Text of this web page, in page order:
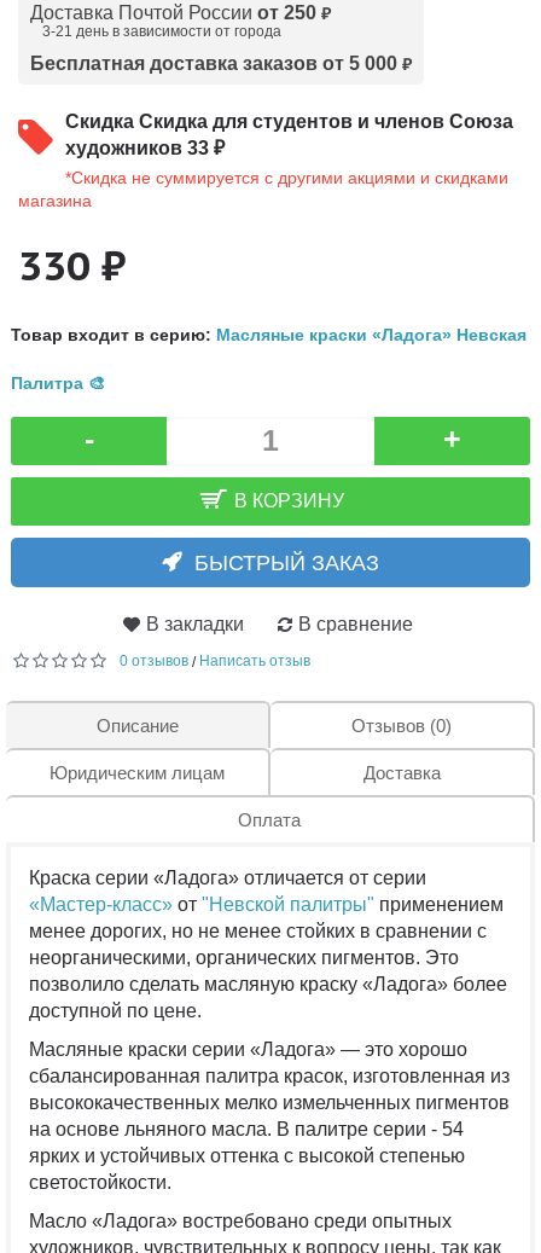
Доставка Почтой России от 250 ₽
3-21 день в зависимости от города
Бесплатная доставка заказов от 5 000 ₽
Скидка Скидка для студентов и членов Союза
художников 33 ₽
*Скидка не суммируется с другими акциями и скидками
магазина
330 ₽
Товар входит в серию: Масляные краски «Ладога» Невская
Палитра 🎨
- +
В КОРЗИНУ
БЫСТРЫЙ ЗАКАЗ
В закладки В сравнение
0 отзывов / Написать отзыв
Описание Отзывов (0)
Юридическим лицам Доставка
Оплата
Краска серии «Ладога» отличается от серии
«Мастер-класс» от "Невской палитры" применением
менее дорогих, но не менее стойких в сравнении с
неорганическими, органических пигментов. Это
позволило сделать масляную краску «Ладога» более
доступной по цене.
Масляные краски серии «Ладога» — это хорошо
сбалансированная палитра красок, изготовленная из
высококачественных мелко измельченных пигментов
на основе льняного масла. В палитре серии - 54
ярких и устойчивых оттенка с высокой степенью
светостойкости.
Масло «Ладога» востребовано среди опытных
художников, чувствительных к вопросу цены, так как